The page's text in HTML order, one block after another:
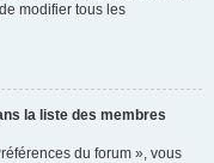
modifier tous les
la liste des membres
du forum », vous